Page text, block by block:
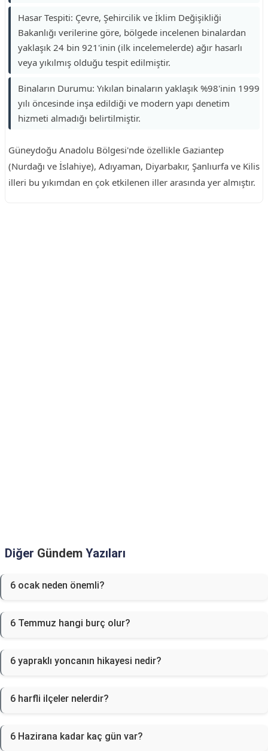
Hasar Tespiti: Çevre, Şehircilik ve İklim Değişikliği
Bakanlığı verilerine göre, bölgede incelenen binalardan
yaklaşık 24 bin 921'inin (ilk incelemelerde) ağır hasarlı
veya yıkılmış olduğu tespit edilmiştir.
Binaların Durumu: Yıkılan binaların yaklaşık %98'inin 1999
yılı öncesinde inşa edildiği ve modern yapı denetim
hizmeti almadığı belirtilmiştir.
Güneydoğu Anadolu Bölgesi'nde özellikle Gaziantep
(Nurdağı ve İslahiye), Adıyaman, Diyarbakır, Şanlıurfa ve Kilis
illeri bu yıkımdan en çok etkilenen iller arasında yer almıştır.
Diğer Gündem Yazıları
6 ocak neden önemli?
6 Temmuz hangi burç olur?
6 yapraklı yoncanın hikayesi nedir?
6 harfli ilçeler nelerdir?
6 Hazirana kadar kaç gün var?